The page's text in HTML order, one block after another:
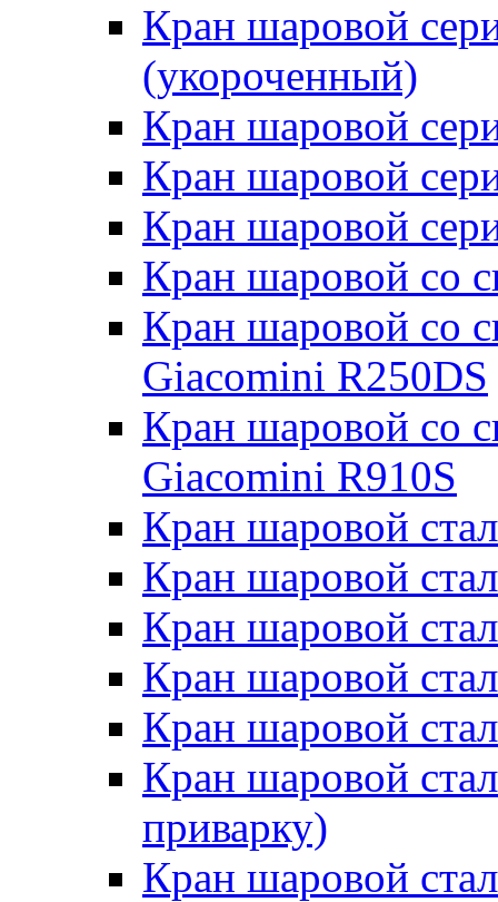
Кран шаровой
(укороченный)
Кран шаровой
Кран шаровой
Кран шаровой
Кран шаровой со
Кран шаровой со
Giacomini R250DS
Кран шаровой со
Giacomini R910S
Кран шаровой
Кран шаровой
Кран шаровой
Кран шаровой
Кран шаровой
Кран шаровой
приварку)
Кран шаровой